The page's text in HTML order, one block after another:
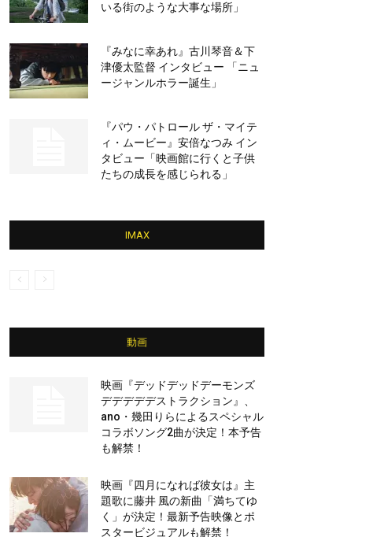
いる街のような大事な場所」
『みなに幸あれ』古川琴音＆下
津優太監督 インタビュー 「ニュ
ージャンルホラー誕生」
『パウ・パトロール ザ・マイテ
ィ・ムービー』安倍なつみ イン
タビュー「映画館に行くと子供
たちの成長を感じられる」
IMAX
動画
映画『デッドデッドデーモンズ
デデデデデストラクション』、
ano・幾田りらによるスペシャル
コラボソング2曲が決定！本予告
も解禁！
映画『四月になれば彼女は』主
題歌に藤井 風の新曲「満ちてゆ
く」が決定！最新予告映像とポ
スタービジュアルも解禁！